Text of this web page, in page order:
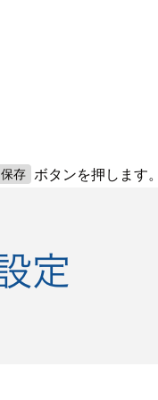
保存 ボタンを押します